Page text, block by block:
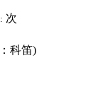
次
科笛)